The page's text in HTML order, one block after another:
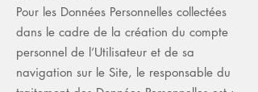
Pour les Données Personnelles collectées
dans le cadre de la création du compte
personnel de l’Utilisateur et de sa
navigation sur le Site, le responsable du